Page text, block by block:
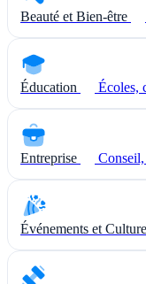
Beauté et Bien-être
Éducation Écoles,
Entreprise
Événements et Culture